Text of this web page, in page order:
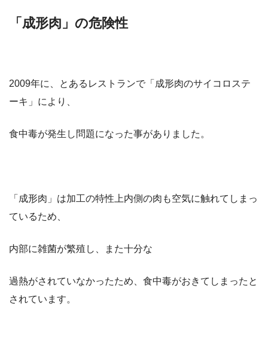
「成形肉」の危険性
2009年に、とあるレストランで「成形肉のサイコロステ
ーキ」により、
食中毒が発生し問題になった事がありました。
「成形肉」は加工の特性上内側の肉も空気に触れてしまっ
ているため、
内部に雑菌が繁殖し、また十分な
過熱がされていなかったため、食中毒がおきてしまったと
されています。